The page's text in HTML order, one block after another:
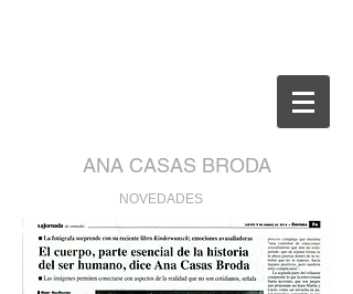
ANA CASAS BRODA
NOVEDADES